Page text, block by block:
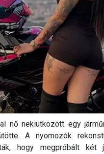
nő nekiütközött egy
A nyomozók
hogy megpróbált